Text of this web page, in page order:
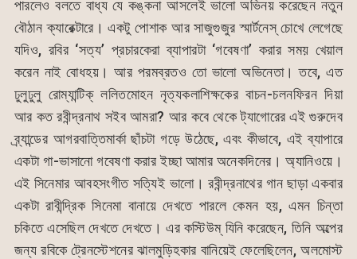
পারলেও বলতে বাধ্য যে কঙ্কনা আসলেই ভালো অভিনয় করেছেন নতুন
বৌঠান ক্যারেক্টারে। একটু পোশাক আর সাজুগুজুর স্মার্টনেস্ চোখে লেগেছে
যদিও, রবির ‘সত্য’ প্রচারকেরা ব্যাপারটা ‘গবেষণা’ করার সময় খেয়াল
করেন নাই বোধহয়। আর পরমব্রতও তো ভালো অভিনেতা। তবে, এত
ঢুলুঢুলু রোম্যান্টিক্ ললিতমোহন নৃত্যকলাশিক্ষকের বাচন-চলনফিরন দিয়া
আর কত রবীন্দ্রনাথ সইব আমরা? আর কবে থেকে ট্যাগোরের এই গুরুদেব
ব্র্যান্ডের আগরবাত্তিমার্কা ছাঁচটা গড়ে উঠেছে, এবং কীভাবে, এই ব্যাপারে
একটা গা-ভাসানো গবেষণা করার ইচ্ছা আমার অনেকদিনের। অ্যানিওয়ে।
এই সিনেমার আবহসংগীত সত্যিই ভালো। রবীন্দ্রনাথের গান ছাড়া একবার
একটা রাবীন্দ্রিক সিনেমা বানায়ে দেখতে পারলে কেমন হয়, এমন চিন্তা
চকিতে এসেছিল দেখতে দেখতে। এর কস্টিউম্ যিনি করেছেন, তিনি অল্পের
জন্য রবিকে ট্রেনস্টেশনের ঝালমুড়িহকার বানিয়েই ফেলেছিলেন, অলমোস্ট